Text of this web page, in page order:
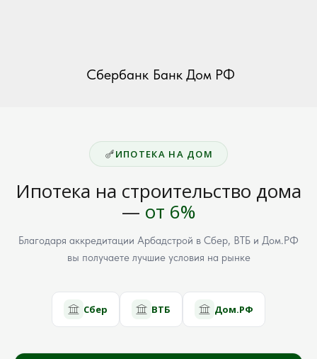
Сбербанк Банк Дом РФ
ИПОТЕКА НА ДОМ
Ипотека на строительство дома
— от 6%
Благодаря аккредитации Арбадстрой в Сбер, ВТБ и Дом.РФ
вы получаете лучшие условия на рынке
Сбер ВТБ Дом.РФ